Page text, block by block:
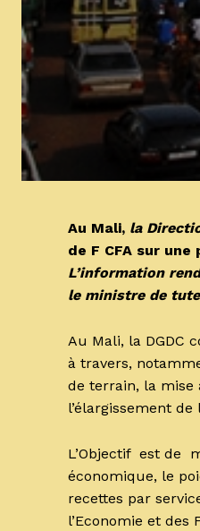
Au Mali, la
de F CFA sur une
L’information
le ministre de
Au Mali, la DGDC
à travers,
de terrain, la mise
l’élargissement de
L’Objectif est de
économique, le
recettes par
l’Economie et